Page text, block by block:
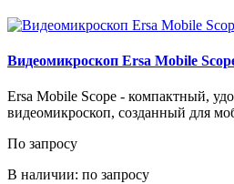
Видеомикроскоп Ersa Mobile
Ersa Mobile Scope - компактный,
видеомикроскоп, созданный для
По запросу
В наличии: по запросу